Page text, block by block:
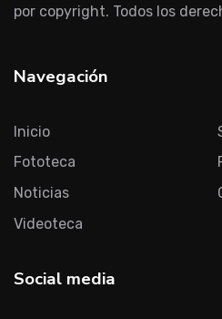
por copyright. Todos los
Navegación
Inicio
Fototeca
Noticias
Videoteca
Social media